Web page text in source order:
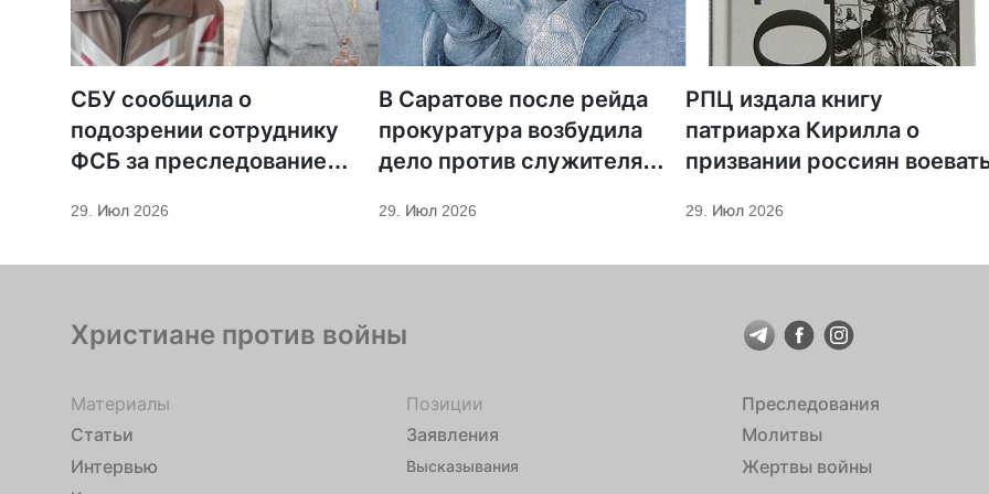
СБУ сообщила о
подозрении сотруднику
ФСБ за преследование
29. Июл 2026
В Саратове после рейда
прокуратура возбудила
дело против служителя
29. Июл 2026
РПЦ издала книгу
патриарха Кирилла о
призвании россиян
29. Июл 2026
Христиане против войны
Материалы
Статьи
Интервью
Позиции
Заявления
Высказывания
Преследования
Молитвы
Жертвы войны